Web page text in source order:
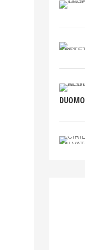
DUOMO